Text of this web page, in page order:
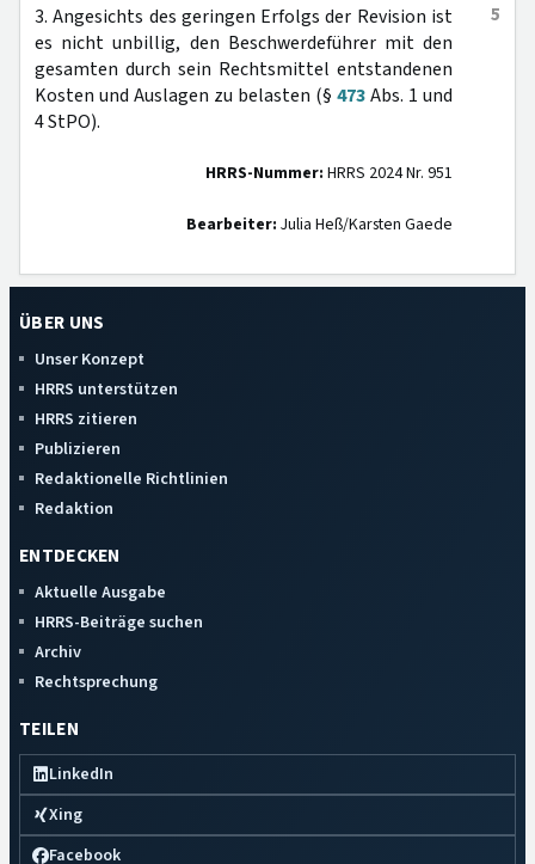
5
3. Angesichts des geringen Erfolgs der Revision ist
es nicht unbillig, den Beschwerdeführer mit den
gesamten durch sein Rechtsmittel entstandenen
Kosten und Auslagen zu belasten (§ 473Abs. 1 und
4 StPO).
HRRS-Nummer: HRRS 2024 Nr. 951
Bearbeiter: Julia Heß/Karsten Gaede
ÜBER UNS
Unser Konzept
HRRS unterstützen
HRRS zitieren
Publizieren
Redaktionelle Richtlinien
Redaktion
ENTDECKEN
Aktuelle Ausgabe
HRRS-Beiträge suchen
Archiv
Rechtsprechung
TEILEN
LinkedIn
Xing
Facebook